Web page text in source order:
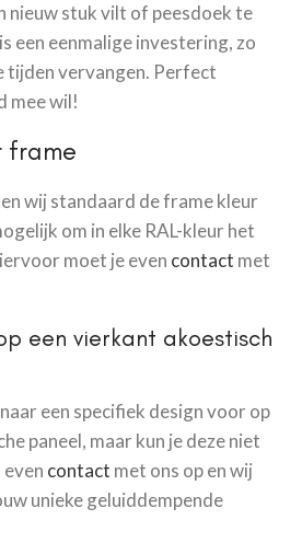
nieuw stuk vilt of peesdoek te
een eenmalige investering, zo
tijden vervangen. Perfect
mee wil!
frame
wij standaard de frame kleur
om in elke RAL-kleur het
moet je even contact met
een vierkant akoestisch
een specifiek design voor op
paneel, maar kun je deze niet
contact met ons op en wij
unieke geluiddempende